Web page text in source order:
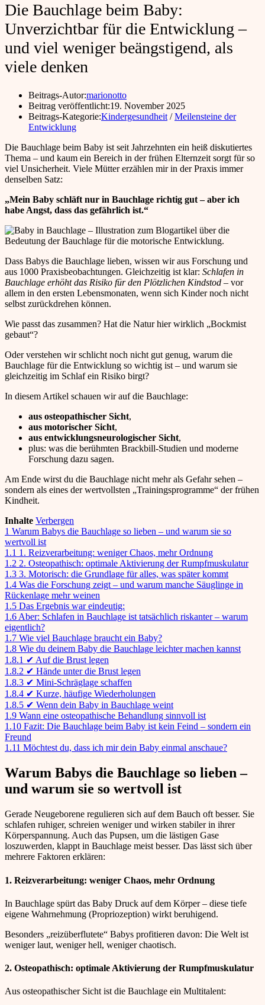
Die Bauchlage beim Baby:
Unverzichtbar für die Entwicklung –
und viel weniger beängstigend, als
viele denken
Beitrags-Autor:marionotto
Beitrag veröffentlicht:19. November 2025
Beitrags-Kategorie:Kindergesundheit / Meilensteine der
Entwicklung
Die Bauchlage beim Baby ist seit Jahrzehnten ein heiß diskutiertes
Thema – und kaum ein Bereich in der frühen Elternzeit sorgt für so
viel Unsicherheit. Viele Mütter erzählen mir in der Praxis immer
denselben Satz:
„Mein Baby schläft nur in Bauchlage richtig gut – aber ich
habe Angst, dass das gefährlich ist.“
Dass Babys die Bauchlage lieben, wissen wir aus Forschung und
aus 1000 Praxisbeobachtungen. Gleichzeitig ist klar: Schlafen in
Bauchlage erhöht das Risiko für den Plötzlichen Kindstod – vor
allem in den ersten Lebensmonaten, wenn sich Kinder noch nicht
selbst zurückdrehen können.
Wie passt das zusammen? Hat die Natur hier wirklich „Bockmist
gebaut“?
Oder verstehen wir schlicht noch nicht gut genug, warum die
Bauchlage für die Entwicklung so wichtig ist – und warum sie
gleichzeitig im Schlaf ein Risiko birgt?
In diesem Artikel schauen wir auf die Bauchlage:
aus osteopathischer Sicht,
aus motorischer Sicht,
aus entwicklungsneurologischer Sicht,
plus: was die berühmten Brackbill-Studien und moderne
Forschung dazu sagen.
Am Ende wirst du die Bauchlage nicht mehr als Gefahr sehen –
sondern als eines der wertvollsten „Trainingsprogramme“ der frühen
Kindheit.
Inhalte Verbergen
1 Warum Babys die Bauchlage so lieben – und warum sie so
wertvoll ist
1.1 1. Reizverarbeitung: weniger Chaos, mehr Ordnung
1.2 2. Osteopathisch: optimale Aktivierung der Rumpfmuskulatur
1.3 3. Motorisch: die Grundlage für alles, was später kommt
1.4 Was die Forschung zeigt – und warum manche Säuglinge in
Rückenlage mehr weinen
1.5 Das Ergebnis war eindeutig:
1.6Aber: Schlafen in Bauchlage ist tatsächlich riskanter – warum
eigentlich?
1.7 Wie viel Bauchlage braucht ein Baby?
1.8 Wie du deinem Baby die Bauchlage leichter machen kannst
1.8.1 ✔ Auf die Brust legen
1.8.2 ✔ Hände unter die Brust legen
1.8.3 ✔ Mini-Schräglage schaffen
1.8.4 ✔ Kurze, häufige Wiederholungen
1.8.5 ✔ Wenn dein Baby in Bauchlage weint
1.9 Wann eine osteopathische Behandlung sinnvoll ist
1.10 Fazit: Die Bauchlage beim Baby ist kein Feind – sondern ein
Freund
1.11 Möchtest du, dass ich mir dein Baby einmal anschaue?
Warum Babys die Bauchlage so lieben –
und warum sie so wertvoll ist
Gerade Neugeborene regulieren sich auf dem Bauch oft besser. Sie
schlafen ruhiger, schreien weniger und wirken stabiler in ihrer
Körperspannung. Auch das Pupsen, um die lästigen Gase
loszuwerden, klappt in Bauchlage meist besser. Das lässt sich über
mehrere Faktoren erklären:
1. Reizverarbeitung: weniger Chaos, mehr Ordnung
In Bauchlage spürt das Baby Druck auf dem Körper – diese tiefe
eigene Wahrnehmung (Propriozeption) wirkt beruhigend.
Besonders „reizüberflutete“ Babys profitieren davon: Die Welt ist
weniger laut, weniger hell, weniger chaotisch.
2. Osteopathisch: optimale Aktivierung der Rumpfmuskulatur
Aus osteopathischer Sicht ist die Bauchlage ein Multitalent: